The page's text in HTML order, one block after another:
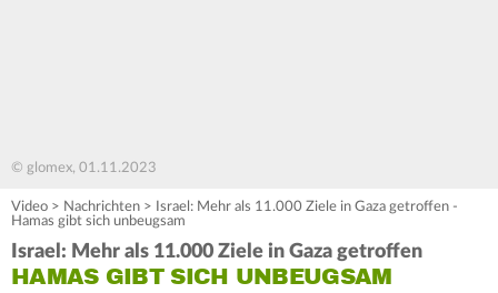
© glomex, 01.11.2023
Video > Nachrichten >
Israel: Mehr als 11.000 Ziele in Gaza getroffen -
Hamas gibt sich unbeugsam
Israel: Mehr als 11.000 Ziele in Gaza getroffen
HAMAS GIBT SICH UNBEUGSAM